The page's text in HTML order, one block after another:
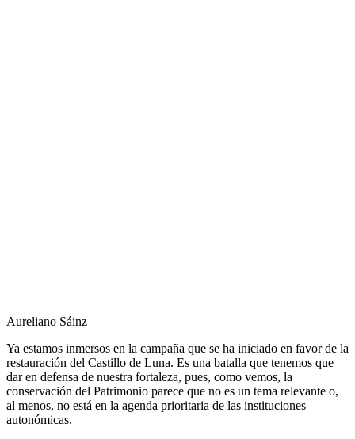
Aureliano Sáinz
Ya estamos inmersos en la campaña que se ha iniciado en favor de la
restauración del Castillo de Luna. Es una batalla que tenemos que
dar en defensa de nuestra fortaleza, pues, como vemos, la
conservación del Patrimonio parece que no es un tema relevante o,
al menos, no está en la agenda prioritaria de las instituciones
autonómicas.